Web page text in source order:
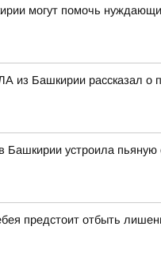
могут помочь
из Башкирии рассказал о
Башкирии устроила пьяную
предстоит отбыть